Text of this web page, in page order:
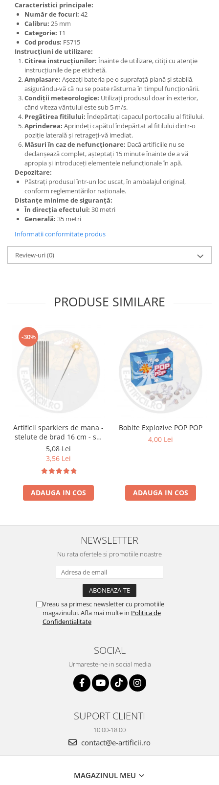
Caracteristici principale:
Număr de focuri: 42
Calibru: 25 mm
Categorie: T1
Cod produs: FS715
Instrucțiuni de utilizare:
Citirea instrucțiunilor: Înainte de utilizare, citiți cu atenție
instrucțiunile de pe etichetă.
Amplasare: Așezați bateria pe o suprafață plană și stabilă,
asigurându-vă că nu se poate răsturna în timpul funcționării.
Condiții meteorologice: Utilizați produsul doar în exterior,
când viteza vântului este sub 5 m/s.
Pregătirea fitilului: Îndepărtați capacul portocaliu al fitilului.
Aprinderea: Aprindeți capătul îndepărtat al fitilului dintr-o
poziție laterală și retrageți-vă imediat.
Măsuri în caz de nefuncționare: Dacă artificiile nu se
declanșează complet, așteptați 15 minute înainte de a vă
apropia și introduceți elementele nefuncționale în apă.
Depozitare:
Păstrați produsul într-un loc uscat, în ambalajul original,
conform reglementărilor naționale.
Distanțe minime de siguranță:
În direcția efectului: 30 metri
Generală: 35 metri
Informatii conformitate produs
Review-uri(0)
PRODUSE SIMILARE
-30%
Artificii sparklers de mana -
stelute de brad 16 cm - set
10 buc
5,08 Lei
3,56 Lei
ADAUGA IN COS
Bobite Explozive POP POP
4,00 Lei
ADAUGA IN COS
NEWSLETTER
Nu rata ofertele si promotiile noastre
Vreau sa primesc newsletter cu promotiile
magazinului. Afla mai multe in Politica de
Confidentialitate
SOCIAL
Urmareste-ne in social media
SUPORT CLIENTI
10:00-18:00
contact@e-artificii.ro
MAGAZINUL MEU